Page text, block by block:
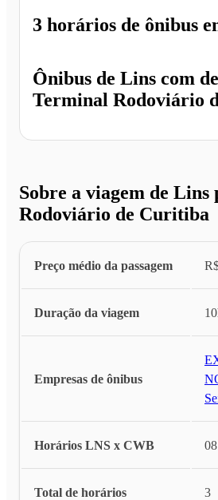
Ônibus de Lins com
Terminal Rodoviário
3 horários de ônibus
Sobre a viagem de
Rodoviário de Curitiba
Preço médio da passagem
Duração da viagem
Empresas de ônibus
Horários LNS x CWB
Total de horários 3